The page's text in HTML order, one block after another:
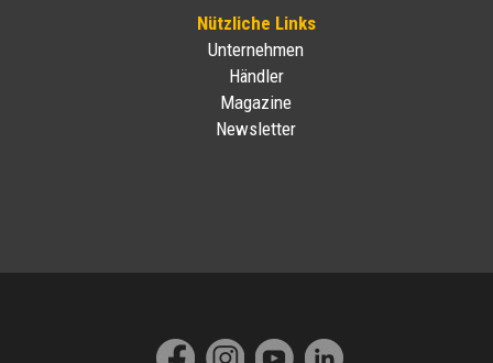
Nützliche Links
Unternehmen
Händler
Magazine
Newsletter